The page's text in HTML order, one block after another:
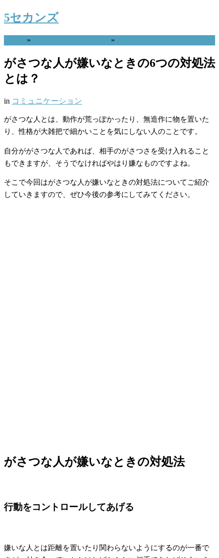
5セカンズ
» »
がさつな人が嫌いなときの6つの対処法
とは？
in コミュニケーション
がさつな人とは、動作が荒っぽかったり、無造作に物を置いた
り、性格が大雑把で細かいことを気にしない人のことです。
自分ががさつな人であれば、相手のがさつさを受け入れること
もできますが、そうでなければやはり嫌なものですよね。
そこで今回はがさつな人が嫌いなときの対処法についてご紹介
していきますので、ぜひ今後の参考にしてみてください。
がさつな人が嫌いなときの対処法
行動をコントロールしてあげる
嫌いな人とは距離を置いたり関わらないようにするのが一番で